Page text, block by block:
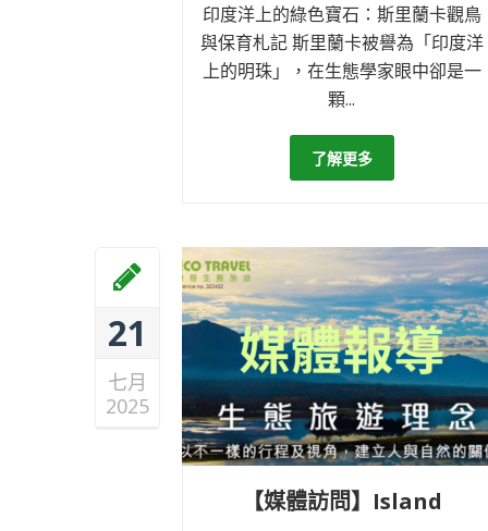
印度洋上的綠色寶石：斯里蘭卡觀鳥
與保育札記 斯里蘭卡被譽為「印度洋
上的明珠」，在生態學家眼中卻是一
顆...
了解更多
21
七月
2025
【媒體訪問】Island